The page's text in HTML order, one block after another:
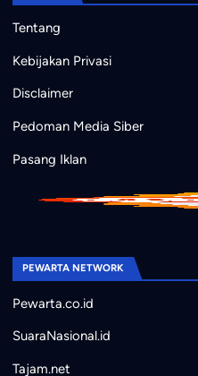
Tentang
Kebijakan Privasi
Disclaimer
Pedoman Media Siber
Pasang Iklan
PEWARTA NETWORK
Pewarta.co.id
SuaraNasional.id
Tajam.net